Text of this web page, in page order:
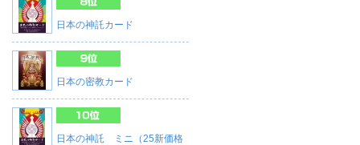
日本の神託カード
日本の密教カード
日本の神託 ミニ（25新価格